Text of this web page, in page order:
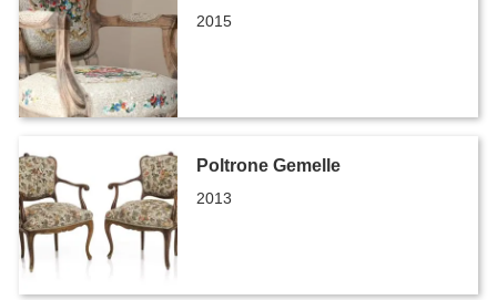
2015
Poltrone Gemelle
2013